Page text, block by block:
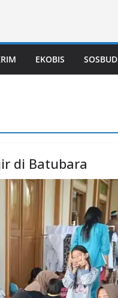
EKOBIS SOSBUD
di Batubara